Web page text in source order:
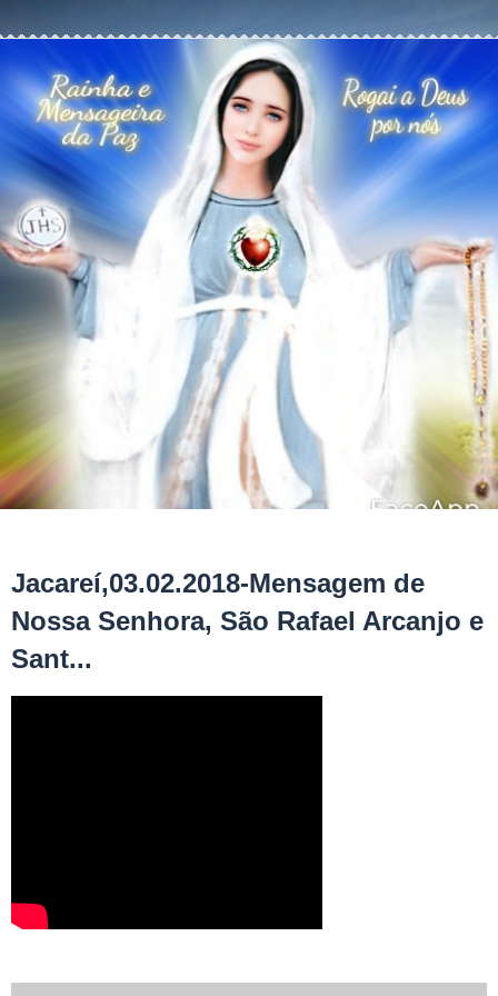
Jacareí,03.02.2018-Mensagem de
Nossa Senhora, São Rafael Arcanjo e
Sant...